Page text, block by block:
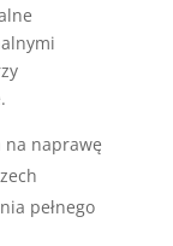
na naprawę
pełnego